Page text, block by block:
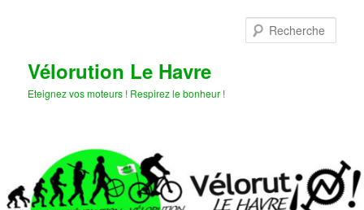
Vélorution Le Havre
Eteignez vos moteurs ! Respirez le bonheur !